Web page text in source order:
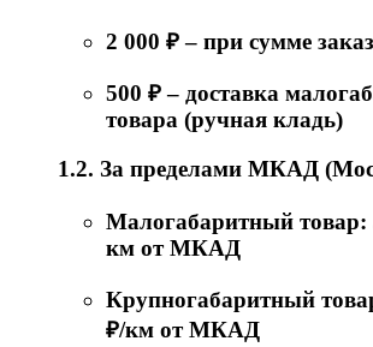
2 000 ₽ – при сумме
500 ₽ – доставка
товара (ручная кладь)
1.2. За пределами МКАД
Малогабаритный товар:
км от МКАД
Крупногабаритный
₽/км от МКАД